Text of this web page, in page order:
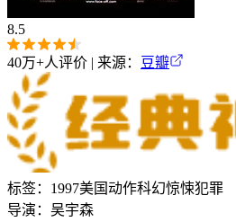
8.5
40万+人评价 | 来源： 豆瓣
标签： 1997美国动作科幻惊悚犯罪
导演： 吴宇森